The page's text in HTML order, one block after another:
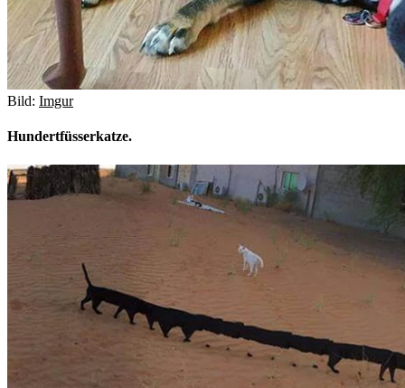
Bild: Imgur
Hundertfüsserkatze.